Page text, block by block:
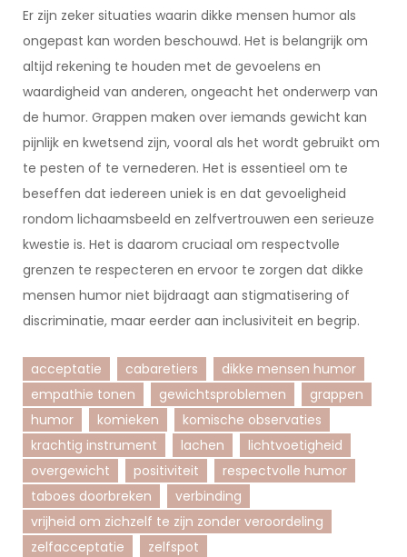
Er zijn zeker situaties waarin dikke mensen humor als
ongepast kan worden beschouwd. Het is belangrijk om
altijd rekening te houden met de gevoelens en
waardigheid van anderen, ongeacht het onderwerp van
de humor. Grappen maken over iemands gewicht kan
pijnlijk en kwetsend zijn, vooral als het wordt gebruikt om
te pesten of te vernederen. Het is essentieel om te
beseffen dat iedereen uniek is en dat gevoeligheid
rondom lichaamsbeeld en zelfvertrouwen een serieuze
kwestie is. Het is daarom cruciaal om respectvolle
grenzen te respecteren en ervoor te zorgen dat dikke
mensen humor niet bijdraagt aan stigmatisering of
discriminatie, maar eerder aan inclusiviteit en begrip.
acceptatie cabaretiers
dikke mensen humor
empathie tonen
gewichtsproblemen
grappen
humor
komieken
komische observaties
krachtig instrument
lachen
lichtvoetigheid
overgewicht
positiviteit
respectvolle humor
taboes doorbreken
verbinding
vrijheid om zichzelf te zijn zonder veroordeling
zelfacceptatie
zelfspot